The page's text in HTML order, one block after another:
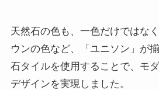
天然石の色も、一色だけではな
ウンの色など、「ユニソン」が
石タイルを使用することで、モ
デザインを実現しました。